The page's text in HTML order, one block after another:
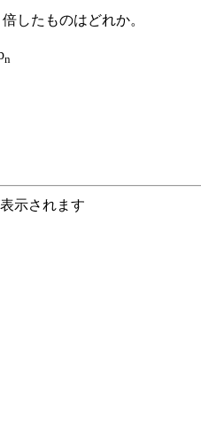
倍したものはどれか。
n
示されます